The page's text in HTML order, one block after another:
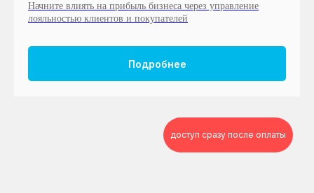
Начните влиять на прибыль бизнеса через управление
лояльностью клиентов и покупателей
Подробнее
доступ сразу после оплаты